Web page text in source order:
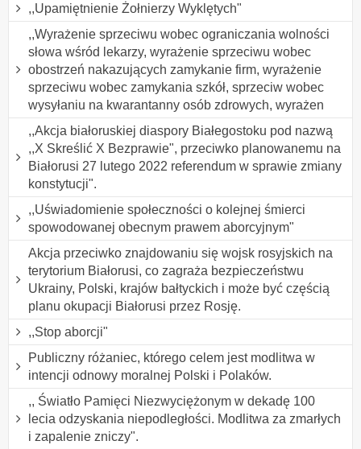
,,Upamiętnienie Żołnierzy Wyklętych"
,,Wyrażenie sprzeciwu wobec ograniczania wolności
słowa wśród lekarzy, wyrażenie sprzeciwu wobec
obostrzeń nakazujących zamykanie firm, wyrażenie
sprzeciwu wobec zamykania szkół, sprzeciw wobec
wysyłaniu na kwarantanny osób zdrowych, wyrażen
,,Akcja białoruskiej diaspory Białegostoku pod nazwą
,,X Skreślić X Bezprawie", przeciwko planowanemu na
Białorusi 27 lutego 2022 referendum w sprawie zmiany
konstytucji".
,,Uświadomienie społeczności o kolejnej śmierci
spowodowanej obecnym prawem aborcyjnym"
Akcja przeciwko znajdowaniu się wojsk rosyjskich na
terytorium Białorusi, co zagraża bezpieczeństwu
Ukrainy, Polski, krajów bałtyckich i może być częścią
planu okupacji Białorusi przez Rosję.
,,Stop aborcji"
Publiczny różaniec, którego celem jest modlitwa w
intencji odnowy moralnej Polski i Polaków.
,, Światło Pamięci Niezwyciężonym w dekadę 100
lecia odzyskania niepodległości. Modlitwa za zmarłych
i zapalenie zniczy".